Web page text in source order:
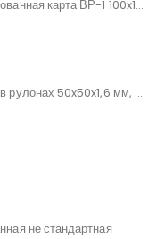
Сетка сварная неоцинкованная карта ВР-1 100x100x4* мм, карта 6x2
Сетка неоцинкованная в рулонах 50x50x1,6 мм, рулон 1,8x50м
не стандартная